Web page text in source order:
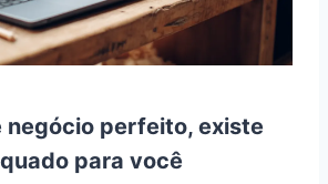
negócio perfeito, existe
para você